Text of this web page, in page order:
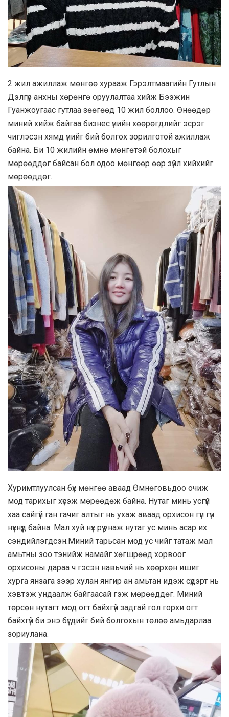
2 жил ажиллаж мөнгөө хурааж Гэрэлтмаагийн Гутлын
Дэлгүүр анхны хөрөнгө оруулалтаа хийж Бээжин
Гуанжоугаас гутлаа зөөгөөд 10 жил боллоо. Өнөөдөр
миний хийж байгаа бизнес үнийн хөөрөгдлийг эсрэг
чиглэсэн хямд үнийг бий болгох зорилготой ажиллаж
байна. Би 10 жилийн өмнө мөнгөтэй болохыг
мөрөөддөг байсан бол одоо мөнгөөр өөр зүйл хийхийг
мөрөөддөг.
Хуримтлуулсан бүх мөнгөө аваад Өмнөговьдоо очиж
мод тарихыг хүсэж мөрөөдөж байна. Нутаг минь усгүй
хаа сайгүй ган гачиг алтыг нь ухаж аваад орхисон гүн гүн
нүхнүүд байна. Мал хуй нүх рүү унаж нутаг ус минь асар их
сэндийлэгдсэн.Миний тарьсан мод ус чийг татаж мал
амьтны зоо тэнийж намайг хөгшрөөд хорвоог
орхисоны дараа ч гэсэн навьчий нь хөөрхөн ишиг
хурга янзага зээр хулан янгир ан амьтан идэж сүүдэрт нь
хэвтэж ундаалж байгаасай гэж мөрөөддөг. Миний
төрсөн нутагт мод огт байхгүй задгай гол горхи огт
байхгүй би энэ бүгдийг бий болгохын төлөө амьдарлаа
зориулана.